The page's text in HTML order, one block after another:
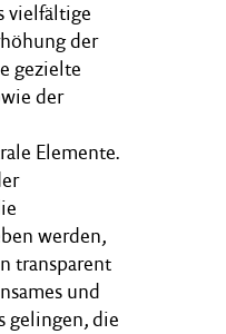
vielfältige
der
gezielte
der
Elemente.
werden,
transparent
und
gelingen, die